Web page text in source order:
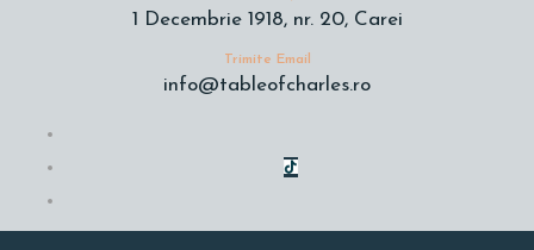
1 Decembrie 1918, nr. 20, Carei
Trimite Email
info@tableofcharles.ro